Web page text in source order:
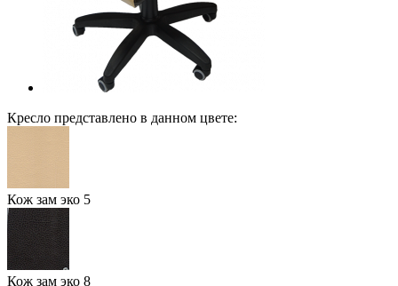
Кресло представлено в данном цвете:
Кож зам эко 5
Кож зам эко 8